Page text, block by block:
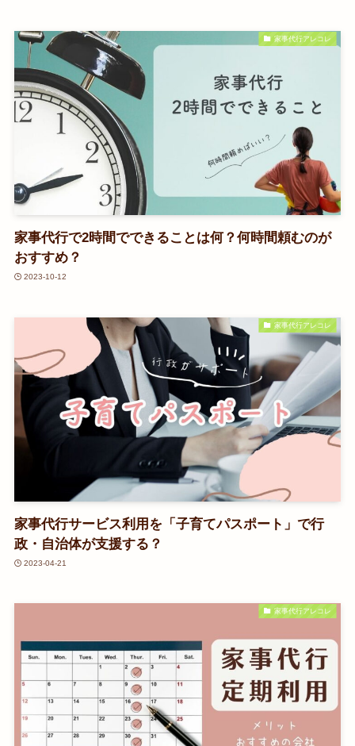
家事代行アレコレ
家事代行で2時間でできることは何？何時間頼むのが
おすすめ？
2023-10-12
家事代行アレコレ
家事代行サービス利用を「子育てパスポート」で行
政・自治体が支援する？
2023-04-21
家事代行アレコレ